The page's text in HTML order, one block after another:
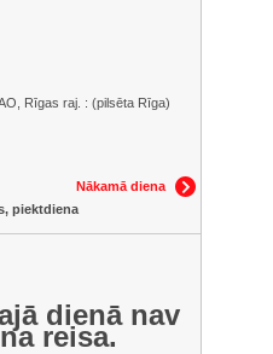
Rīgas raj. : (pilsēta Rīga)
Nākamā diena
piektdiena
dienā nav
reisa.